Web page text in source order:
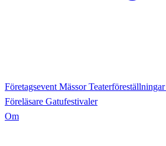
Företagsevent MässorTeaterföreställningar
Föreläsare Gatufestivaler
Om